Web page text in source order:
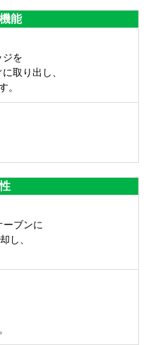
能
ジを
取り出し、
。
ブンに
し、